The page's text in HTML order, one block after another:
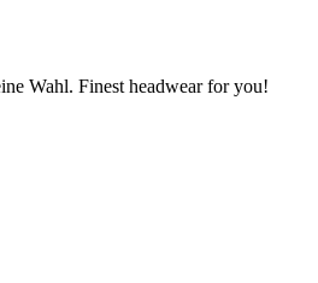
Wahl. Finest headwear for you!